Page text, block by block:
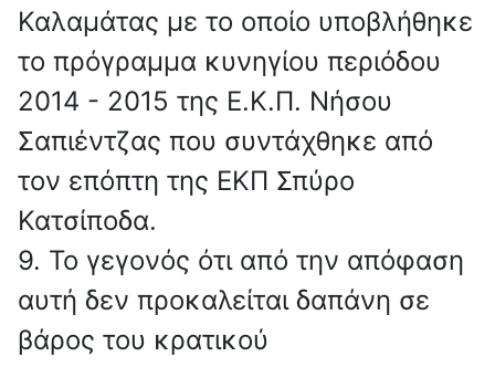
Καλαμάτας με το οποίο υποβλήθηκε
το πρόγραμμα κυνηγίου περιόδου
2014 - 2015 της Ε.Κ.Π. Νήσου
Σαπιέντζας που συντάχθηκε από
τον επόπτη της ΕΚΠ Σπύρο
Κατσίποδα.
9. Το γεγονός ότι από την απόφαση
αυτή δεν προκαλείται δαπάνη σε
βάρος του κρατικού